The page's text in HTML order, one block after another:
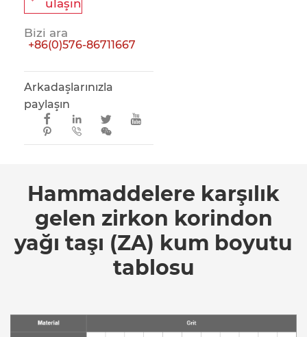
ulaşın
Bizi ara
+86(0)576-86711667
Arkadaşlarınızla
paylaşın
  


 
Hammaddelere karşılık
gelen zirkon korindon
yağı taşı (ZA) kum boyutu
tablosu